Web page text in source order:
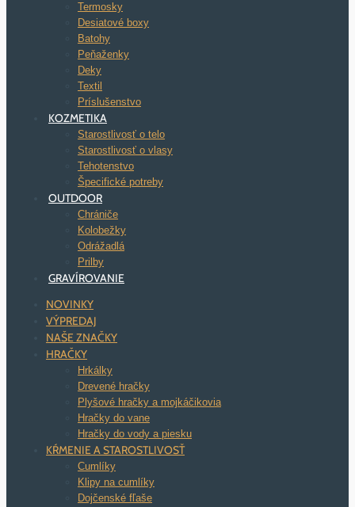
Termosky
Desiatové boxy
Batohy
Peňaženky
Deky
Textil
Príslušenstvo
KOZMETIKA
Starostlivosť o telo
Starostlivosť o vlasy
Tehotenstvo
Špecifické potreby
OUTDOOR
Chrániče
Kolobežky
Odrážadlá
Prilby
GRAVÍROVANIE
NOVINKY
VÝPREDAJ
NAŠE ZNAČKY
HRAČKY
Hrkálky
Drevené hračky
Plyšové hračky a mojkáčikovia
Hračky do vane
Hračky do vody a piesku
KŔMENIE A STAROSTLIVOSŤ
Cumlíky
Klipy na cumlíky
Dojčenské fľaše